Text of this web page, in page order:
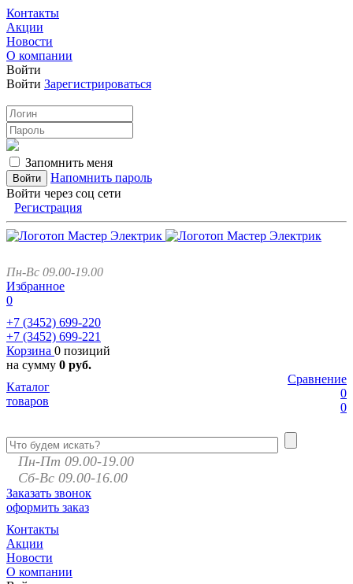
Контакты
Акции
Новости
О компании
Войти
Войти Зарегистрироваться
Запомнить меня
Напомнить пароль
Войти через соц сети
Регистрация
Пн-Вс 09.00-19.00
Избранное
0
+7 (3452) 699-220
+7 (3452) 699-221
Корзина 0 позиций
на сумму 0 руб.
Сравнение
0
0
Каталог
товаров
Пн-Пт 09.00-19.00
Сб-Вс 09.00-16.00
Заказать звонок
оформить заказ
Контакты
Акции
Новости
О компании